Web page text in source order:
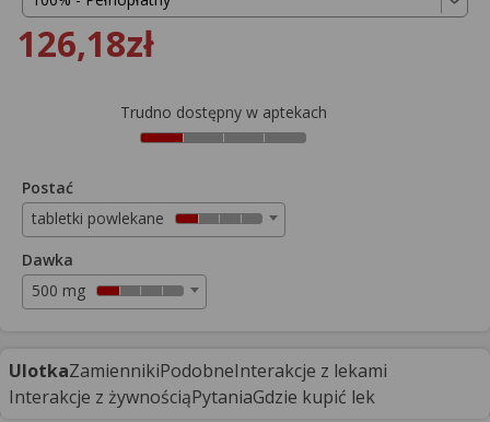
126,18zł
Trudno dostępny w aptekach
Postać
tabletki powlekane
Dawka
500 mg
UlotkaZamiennikiPodobneInterakcje z lekami
Interakcje z żywnościąPytaniaGdzie kupić lek
Więcej informacji na temat wykorzystywania narzędzi
zewnętrznych w naszym serwisie znajdziesz w
Serwisu